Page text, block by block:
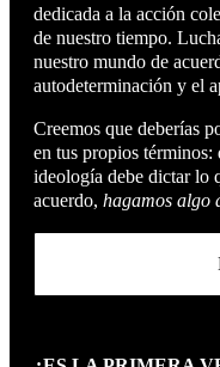
dedicada a la acción
de nuestro tiempo.
nuestro mundo de
autodeterminación y el
Creemos que deberías
en tus propios
ideología debe dictar lo
acuerdo, hagamos algo